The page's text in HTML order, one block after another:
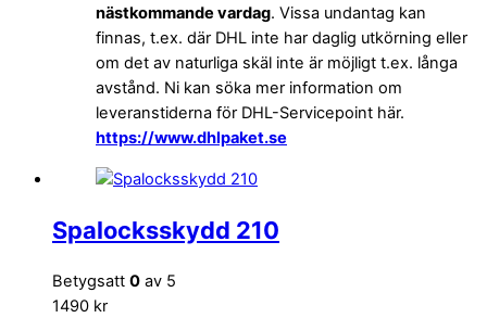
nästkommande vardag. Vissa undantag kan
finnas, t.ex. där DHL inte har daglig utkörning eller
om det av naturliga skäl inte är möjligt t.ex. långa
avstånd. Ni kan söka mer information om
leveranstiderna för DHL-Servicepoint här.
https://www.dhlpaket.se
Spalocksskydd 210
Betygsatt 0 av 5
1490 kr